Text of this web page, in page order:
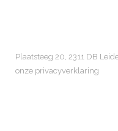
Plaatsteeg 20, 2311 DB
onze privacyverklaring